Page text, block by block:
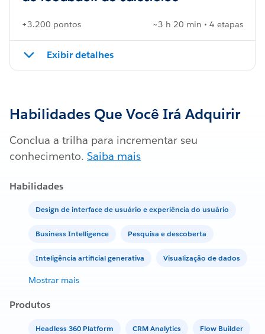
+3.200 pontos ~3 h 20 min • 4 etapas
Exibir detalhes
Habilidades Que Você Irá Adquirir
Conclua a trilha para incrementar seu
conhecimento. Saiba mais
Habilidades
Design de interface de usuário e experiência do usuário
Business Intelligence Pesquisa e descoberta
Inteligência artificial generativa Visualização de dados
Mostrar mais
Produtos
Headless 360 Platform CRM Analytics Flow Builder